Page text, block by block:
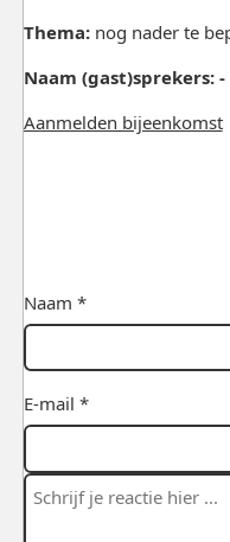
Thema: nog nader te
Naam (gast)sprekers: -
Aanmelden bijeenkomst
Naam *
E-mail *